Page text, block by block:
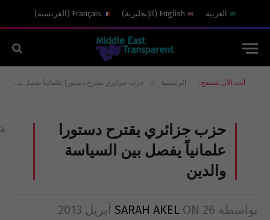
العربية English
( الإنجليزية)
Français
( الفرنسية)
أنت الآن تتصفح: الرئيسية » حزب جزائري يقترح دستورا علمانياً يفصل بين السياسة والدين
حزب جزائري يقترح دستورا
علمانياً يفصل بين السياسة
والدين
بواسطة SARAH AKEL ON 26 أبريل 2013